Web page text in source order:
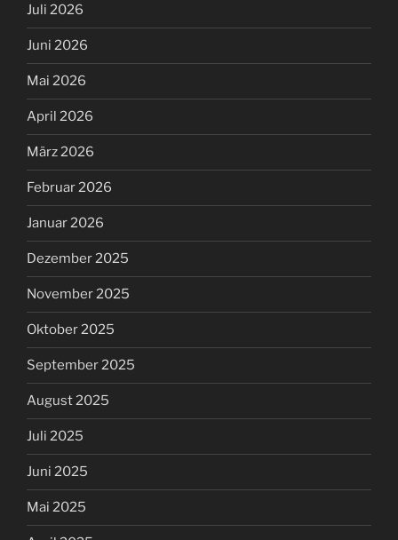
Juli 2026
Juni 2026
Mai 2026
April 2026
März 2026
Februar 2026
Januar 2026
Dezember 2025
November 2025
Oktober 2025
September 2025
August 2025
Juli 2025
Juni 2025
Mai 2025